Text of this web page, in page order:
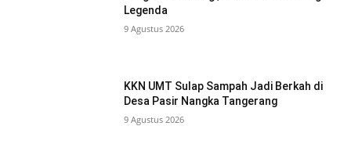
Legenda
9 Agustus 2026
KKN UMT Sulap Sampah Jadi Berkah di
Desa Pasir Nangka Tangerang
9 Agustus 2026